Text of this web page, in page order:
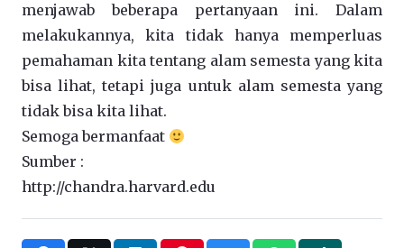
menjawab beberapa pertanyaan ini. Dalam
melakukannya, kita tidak hanya memperluas
pemahaman kita tentang alam semesta yang kita
bisa lihat, tetapi juga untuk alam semesta yang
tidak bisa kita lihat.
Semoga bermanfaat
Sumber :
http://chandra.harvard.edu